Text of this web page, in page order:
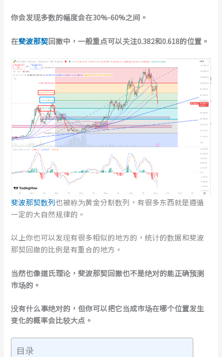
你会发现多数的幅度会在30%-60%之间。
在斐波那契回撤中，一般重点可以关注0.382和0.618的位置。
斐波那契数列也被称为黄金分割数列，有很多东西就是遵循
一定的大自然规律的。
以上你也可以发现有很多相似的地方的，统计的数据和斐波
那契回撤的比例是有重合的地方。
当然也像道氏理论，斐波那契回撤也不是绝对的能正确预测
市场的。
没有什么事绝对的，但你可以把它当成市场在哪个位置发生
变化的概率会比较大点。
目录